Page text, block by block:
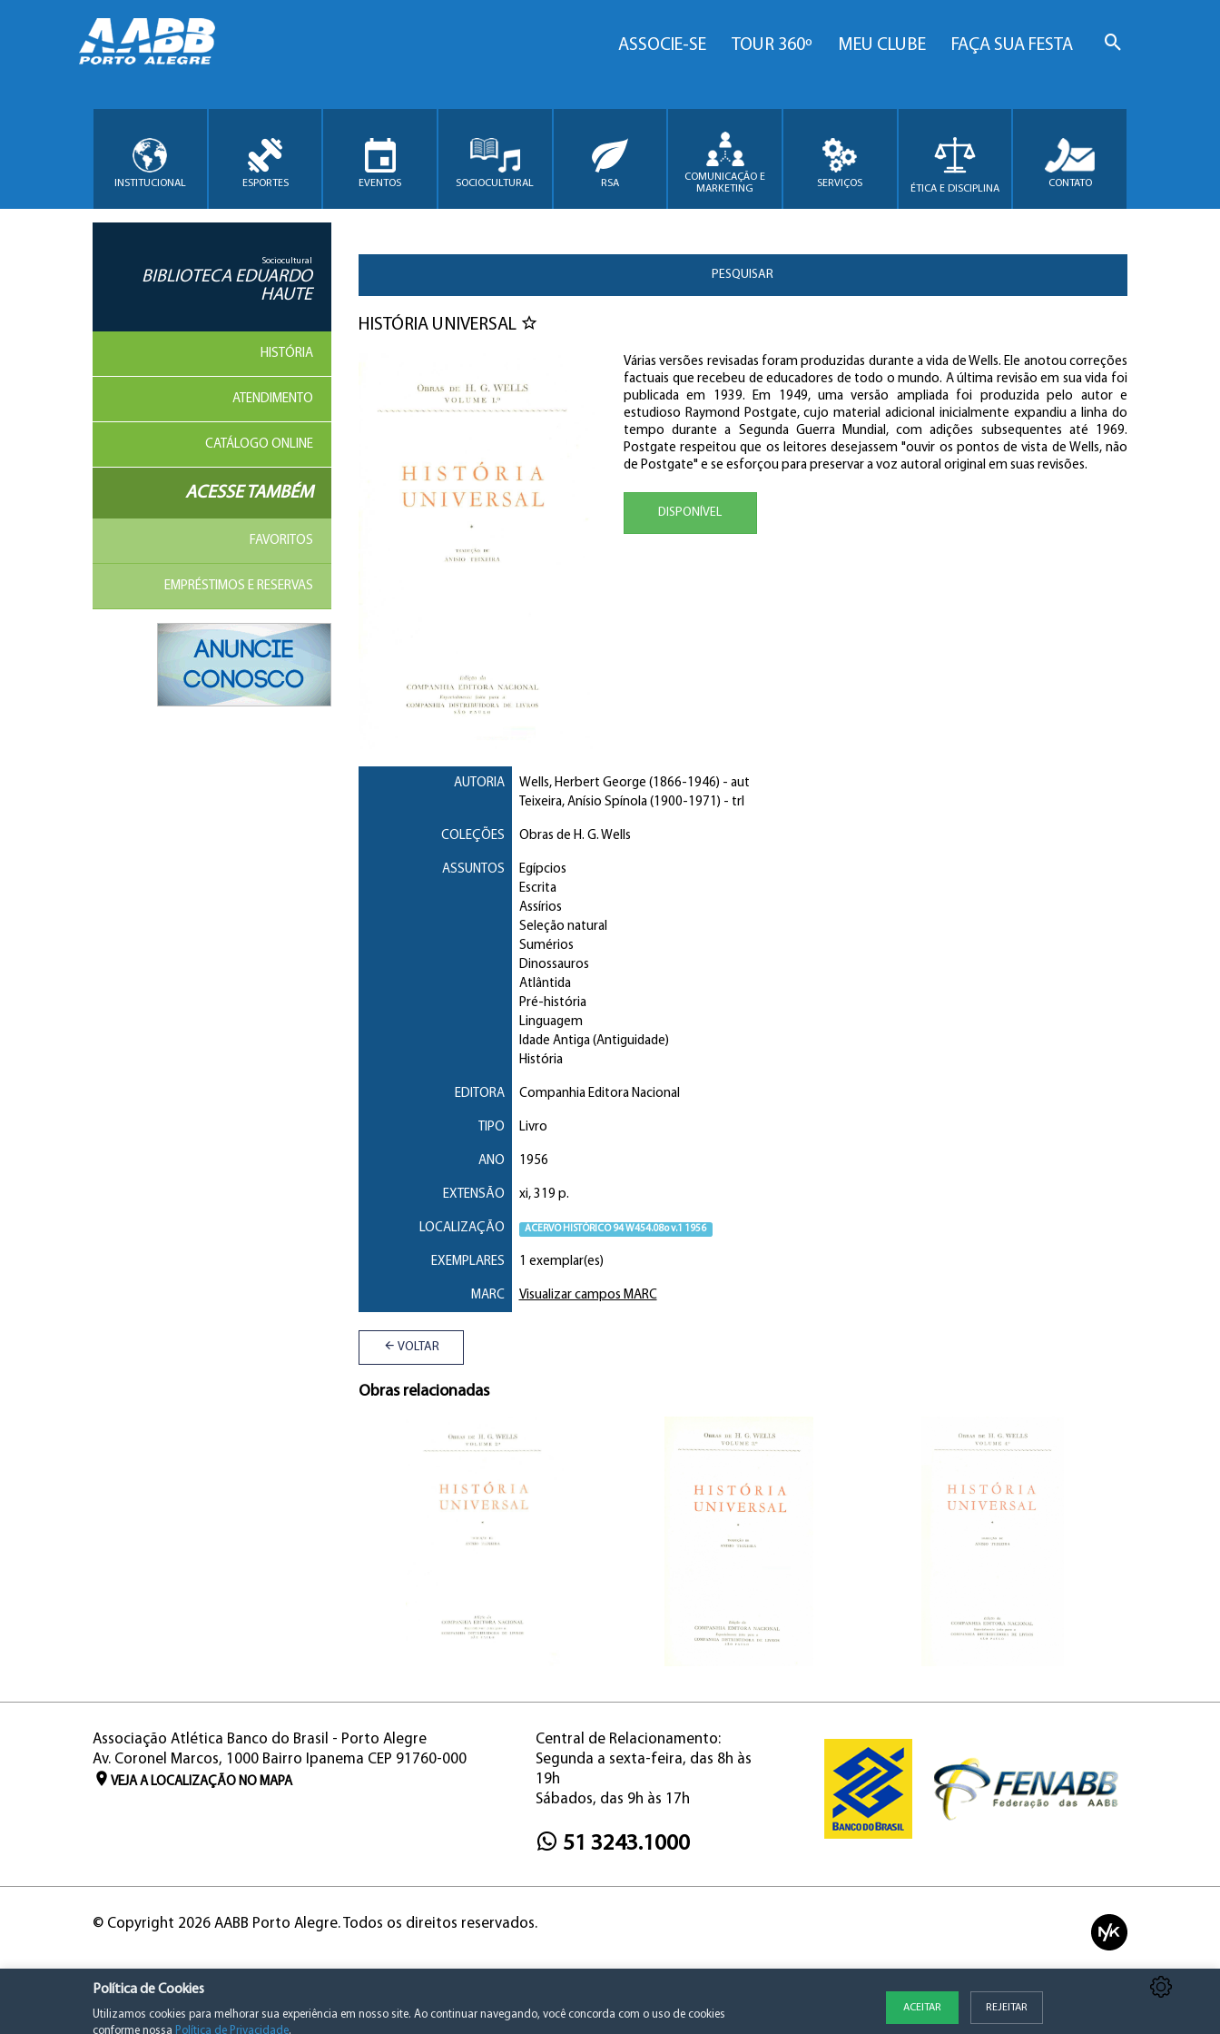
ASSOCIE-SE TOUR 360º MEU CLUBE FAÇA SUA FESTA
INSTITUCIONAL ESPORTES EVENTOS SOCIOCULTURAL RSA
COMUNICAÇÃO E
MARKETING
SERVIÇOS ÉTICA E DISCIPLINA CONTATO
Sociocultural
BIBLIOTECA EDUARDO
HAUTE
HISTÓRIA
ATENDIMENTO
CATÁLOGO ONLINE
ACESSE TAMBÉM
FAVORITOS
EMPRÉSTIMOS E RESERVAS
PESQUISAR
HISTÓRIA UNIVERSAL
Várias versões revisadas foram produzidas durante a vida de Wells. Ele anotou correções
factuais que recebeu de educadores de todo o mundo. A última revisão em sua vida foi
publicada em 1939. Em 1949, uma versão ampliada foi produzida pelo autor e
estudioso Raymond Postgate, cujo material adicional inicialmente expandiu a linha do
tempo durante a Segunda Guerra Mundial, com adições subsequentes até 1969.
Postgate respeitou que os leitores desejassem "ouvir os pontos de vista de Wells, não
de Postgate" e se esforçou para preservar a voz autoral original em suas revisões.
DISPONÍVEL
AUTORIA Wells, Herbert George (1866-1946) - aut
Teixeira, Anísio Spínola(1900-1971) - trl
COLEÇÕES Obras de H. G. Wells
ASSUNTOS
Egípcios
Escrita
Assírios
Seleção natural
Sumérios
Dinossauros
Atlântida
Pré-história
Linguagem
Idade Antiga (Antiguidade)
História
EDITORA Companhia Editora Nacional
TIPO Livro
ANO 1956
EXTENSÃO xi, 319 p.
LOCALIZAÇÃO ACERVO HISTÓRICO 94 W454.08o v.1 1956
EXEMPLARES 1 exemplar(es)
MARC Visualizar campos MARC
VOLTAR
Obras relacionadas
Associação Atlética Banco do Brasil - Porto Alegre
Av. Coronel Marcos, 1000 Bairro Ipanema CEP 91760-000
VEJA A LOCALIZAÇÃO NO MAPA
Central de Relacionamento:
Segunda a sexta-feira, das 8h às
19h
Sábados, das 9h às 17h
51 3243.1000
© Copyright 2026 AABB Porto Alegre. Todos os direitos reservados.
Política de Privacidade e Consentimento
Política de Cookies
Utilizamos cookies para melhorar sua experiência em nosso site. Ao continuar navegando, você concorda com o uso de cookies
conforme nossa Política de Privacidade.
ACEITAR REJEITAR